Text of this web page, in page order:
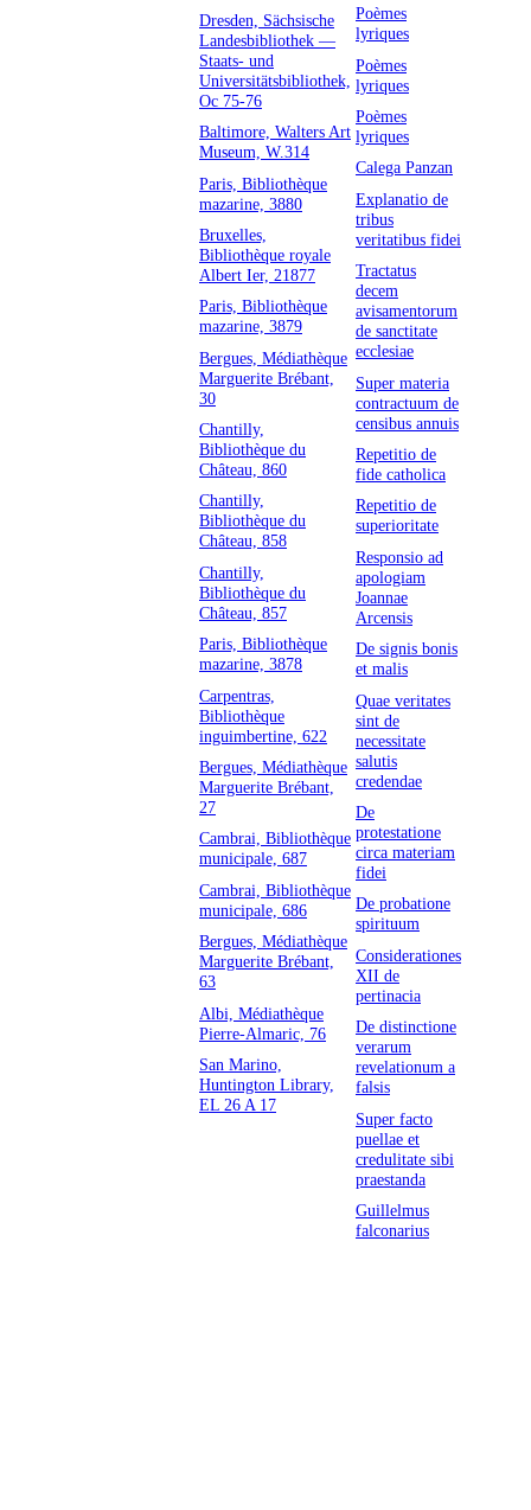
Dresden, Sächsische
Landesbibliothek —
Staats- und
Universitätsbibliothek,
Oc 75-76
Baltimore, Walters Art
Museum, W.314
Paris, Bibliothèque
mazarine, 3880
Bruxelles,
Bibliothèque royale
Albert Ier, 21877
Paris, Bibliothèque
mazarine, 3879
Bergues, Médiathèque
Marguerite Brébant,
30
Chantilly,
Bibliothèque du
Château, 860
Chantilly,
Bibliothèque du
Château, 858
Chantilly,
Bibliothèque du
Château, 857
Paris, Bibliothèque
mazarine, 3878
Carpentras,
Bibliothèque
inguimbertine, 622
Bergues, Médiathèque
Marguerite Brébant,
27
Cambrai, Bibliothèque
municipale, 687
Cambrai, Bibliothèque
municipale, 686
Bergues, Médiathèque
Marguerite Brébant,
63
Albi, Médiathèque
Pierre-Almaric, 76
San Marino,
Huntington Library,
EL 26 A 17
Poèmes
lyriques
Poèmes
lyriques
Poèmes
lyriques
Calega Panzan
Explanatio de
tribus
veritatibus fidei
Tractatus
decem
avisamentorum
de sanctitate
ecclesiae
Super materia
contractuum de
censibus annuis
Repetitio de
fide catholica
Repetitio de
superioritate
Responsio ad
apologiam
Joannae
Arcensis
De signis bonis
et malis
Quae veritates
sint de
necessitate
salutis
credendae
De
protestatione
circa materiam
fidei
De probatione
spirituum
Considerationes
XII de
pertinacia
De distinctione
verarum
revelationum a
falsis
Super facto
puellae et
credulitate sibi
praestanda
Guillelmus
falconarius